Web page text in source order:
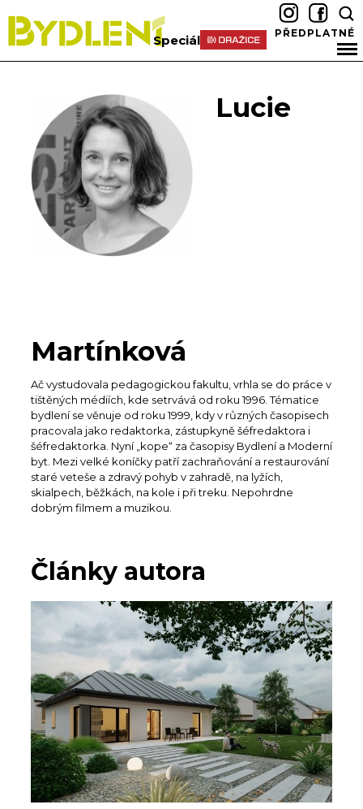
Speciál PŘEDPLATNÉ
Lucie
Martínková
Ač vystudovala pedagogickou fakultu, vrhla se do práce v
tištěných médiích, kde setrvává od roku 1996. Tématice
bydlení se věnuje od roku 1999, kdy v různých časopisech
pracovala jako redaktorka, zástupkyně šéfredaktora i
šéfredaktorka. Nyní „kope“ za časopisy Bydlení a Moderní
byt. Mezi velké koníčky patří zachraňování a restaurování
staré veteše a zdravý pohyb v zahradě, na lyžích,
skialpech, běžkách, na kole i při treku. Nepohrdne
dobrým filmem a muzikou.
Články autora